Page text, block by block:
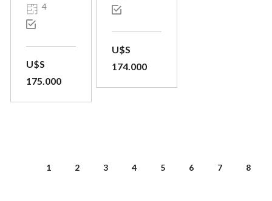
4
U$S
175.000
U$S
174.000
1 2 3 4 5 6 7 8